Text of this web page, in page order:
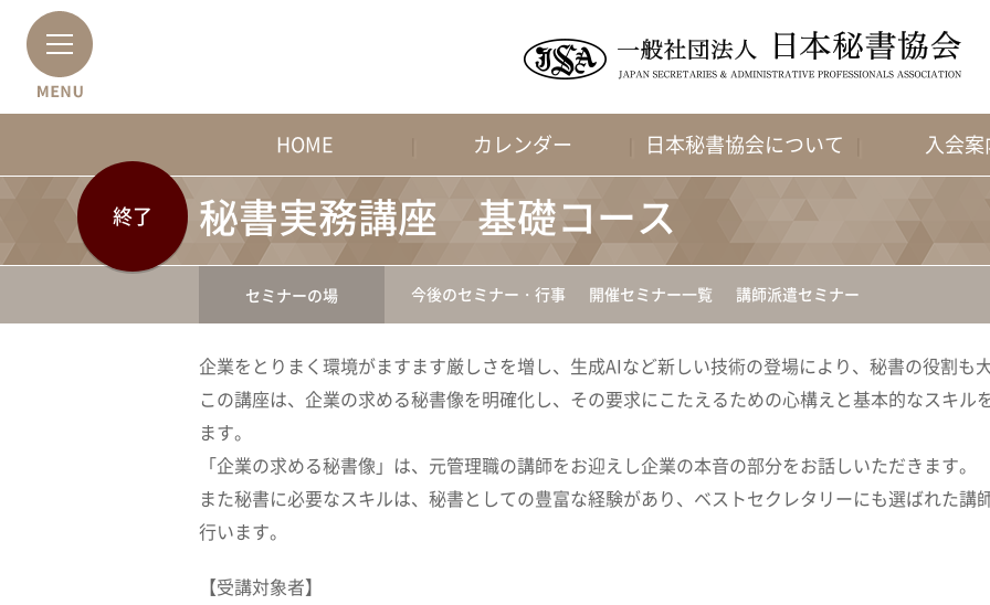
HOME カレンダー 日本秘書協会について 入会案
秘書実務講座 基礎コース
終了
セミナーの場 今後のセミナー・行事 開催セミナー一覧 講師派遣セミナー
企業をとりまく環境がますます厳しさを増し、生成AIなど新しい技術の登場により、秘書の役割も
この講座は、企業の求める秘書像を明確化し、その要求にこたえるための心構えと基本的なスキル
ます。
「企業の求める秘書像」は、元管理職の講師をお迎えし企業の本音の部分をお話しいただきます。
また秘書に必要なスキルは、秘書としての豊富な経験があり、ベストセクレタリーにも選ばれた講
行います。
【受講対象者】